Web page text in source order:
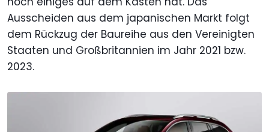
Ausscheiden aus dem japanischen Markt folgt
dem Rückzug der Baureihe aus den Vereinigten
Staaten und Großbritannien im Jahr 2021 bzw.
2023.